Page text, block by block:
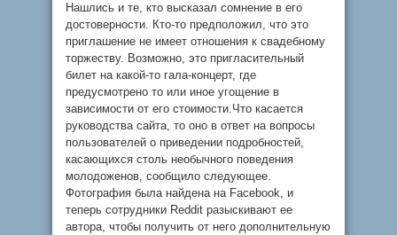
Нашлись и те, кто высказал сомнение в его
достоверности. Кто-то предположил, что это
приглашение не имеет отношения к свадебному
торжеству. Возможно, это пригласительный
билет на какой-то гала-концерт, где
предусмотрено то или иное угощение в
зависимости от его стоимости.Что касается
руководства сайта, то оно в ответ на вопросы
пользователей о приведении подробностей,
касающихся столь необычного поведения
молодоженов, сообщило следующее.
Фотография была найдена на Facebook, и
теперь сотрудники Reddit разыскивают ее
автора, чтобы получить от него дополнительную